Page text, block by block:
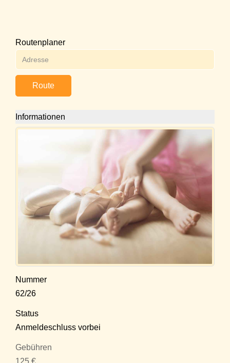
Routenplaner
Route
Informationen
Nummer
62/26
Status
Anmeldeschluss vorbei
Gebühren